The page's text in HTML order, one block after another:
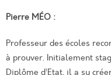
Pierre MÉO :
Professeur des écoles
à prouver. Initialement
Diplôme d’Etat, il a su